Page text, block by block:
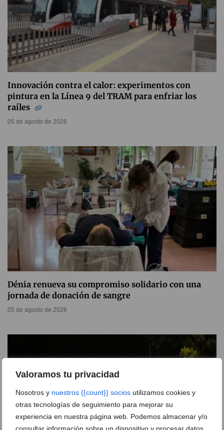
Valoramos tu privacidad
Nosotros y nuestros {{count}} socios utilizamos cookies y
otras tecnologías de seguimiento para mejorar su
experiencia en nuestra página web. Podemos almacenar y/o
Innovación contra el calor: experimentos con
pintura en la Línea 9 del TRAM para enfriar los
raíles
05 de agosto de 2026
Dénia renueva su compromiso solidario con una
jornada de donación de sangre
05 de agosto de 2026